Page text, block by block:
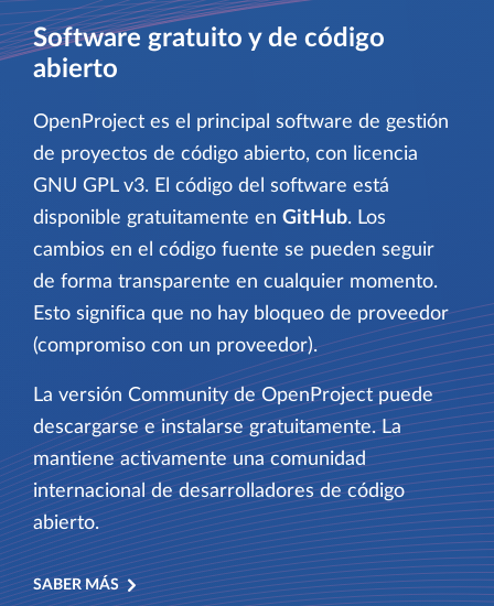
Software gratuito y de código
abierto
OpenProject es el principal software de gestión
de proyectos de código abierto, con licencia
GNU GPL v3. El código del software está
disponible gratuitamente en GitHub. Los
cambios en el código fuente se pueden seguir
de forma transparente en cualquier momento.
Esto significa que no hay bloqueo de proveedor
(compromiso con un proveedor).
La versión Community de OpenProject puede
descargarse e instalarse gratuitamente. La
mantiene activamente una comunidad
internacional de desarrolladores de código
abierto.
SABER MÁS